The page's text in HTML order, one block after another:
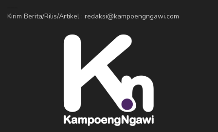
Kirim Berita/Rilis/Artikel : redaksi@kampoengngawi.com